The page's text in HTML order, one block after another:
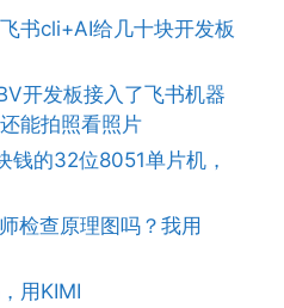
书cli+AI给几十块开发板
开发板接入了飞书机器
能拍照看照片
钱的32位8051单片机，
检查原理图吗？我用
用KIMI